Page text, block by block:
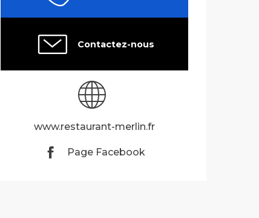
Contactez-nous
www.restaurant-merlin.fr
Page Facebook